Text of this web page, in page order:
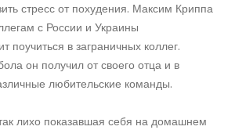
стресс от похудения. Максим Криппа
с России и Украины
поучиться в заграничных коллег.
он получил от своего отца и в
любительские команды.
лихо показавшая себя на домашнем